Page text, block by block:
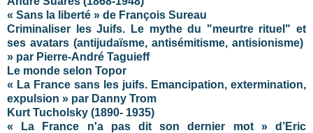
« Sans la liberté » de François Sureau
Criminaliser les Juifs. Le mythe du "meurtre rituel" et
ses avatars (antijudaïsme, antisémitisme, antisionisme)
» par Pierre-André Taguieff
Le monde selon Topor
« La France sans les juifs. Emancipation, extermination,
expulsion » par Danny Trom
Kurt Tucholsky (1890- 1935)
« La France n'a pas dit son dernier mot » d’Eric